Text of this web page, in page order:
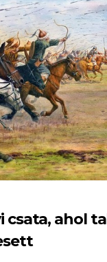
csata, ahol